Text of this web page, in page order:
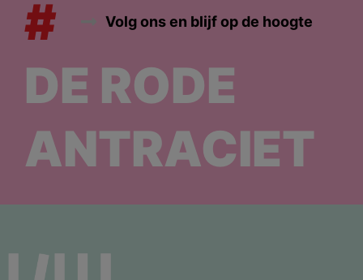
# Volg ons en blijf op de hoogte
DE RODE
ANTRACIET